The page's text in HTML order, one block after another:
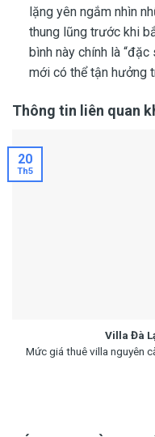
lặng yên ngắm nhìn
thung lũng trước khi
bình này chính là
mới có thể tận hưởng
Thông tin liên quan
Villa Đà
Mức giá thuê villa nguyên
20
Th5